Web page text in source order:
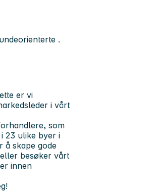
.
er vi
i vårt
som
23 ulike byer i
å skape gode
besøker vårt
innen